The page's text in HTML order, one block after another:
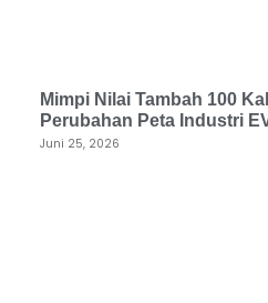
Mimpi Nilai Tambah 100
Perubahan Peta Industri
Juni 25, 2026